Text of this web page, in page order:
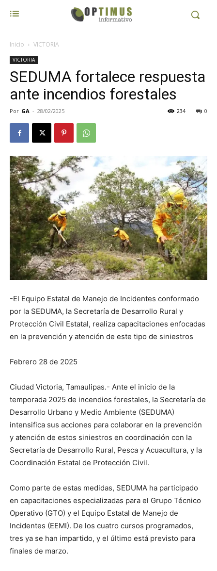
Inicio VICTORIA
VICTORIA
SEDUMA fortalece respuesta
ante incendios forestales
Por GA - 28/02/2025 0
234
-El Equipo Estatal de Manejo de Incidentes conformado
por la SEDUMA, la Secretaría de Desarrollo Rural y
Protección Civil Estatal, realiza capacitaciones enfocadas
en la prevención y atención de este tipo de siniestros
Febrero 28 de 2025
Ciudad Victoria, Tamaulipas.- Ante el inicio de la
temporada 2025 de incendios forestales, la Secretaría de
Desarrollo Urbano y Medio Ambiente (SEDUMA)
intensifica sus acciones para colaborar en la prevención
y atención de estos siniestros en coordinación con la
Secretaría de Desarrollo Rural, Pesca y Acuacultura, y la
Coordinación Estatal de Protección Civil.
Como parte de estas medidas, SEDUMA ha participado
en capacitaciones especializadas para el Grupo Técnico
Operativo (GTO) y el Equipo Estatal de Manejo de
Incidentes (EEMI). De los cuatro cursos programados,
tres ya se han impartido, y el último está previsto para
finales de marzo.